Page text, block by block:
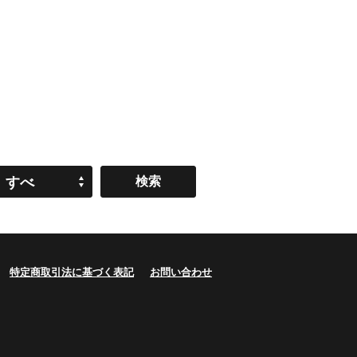
すべ
特定商取引法に基づく表記 お問い合わせ